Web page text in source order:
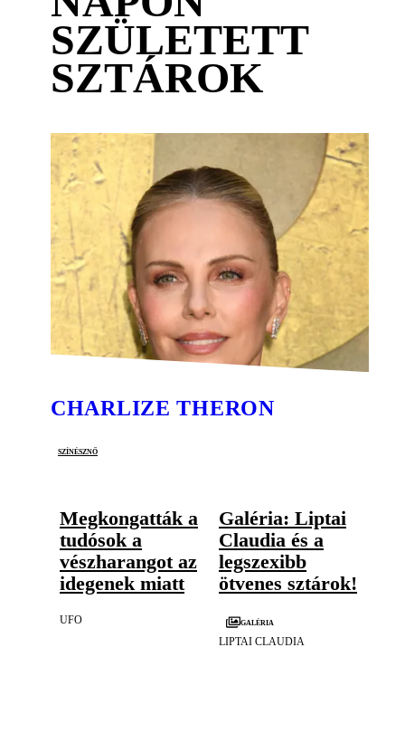
SZÜLETETT
SZTÁROK
CHARLIZE THERON
színésznő
Megkongatták a
tudósok a
vészharangot az
idegenek miatt
UFO
Galéria: Liptai
Claudia és a
legszexibb
ötvenes sztárok!
Galéria
LIPTAI CLAUDIA